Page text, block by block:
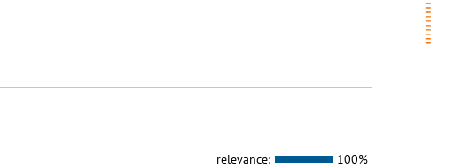
relevance: 100%